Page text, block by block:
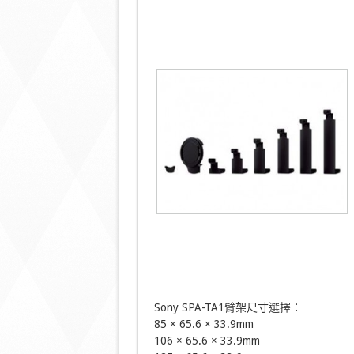
Sony SPA-TA1臂架尺寸選擇：
85 × 65.6 × 33.9mm
106 × 65.6 × 33.9mm